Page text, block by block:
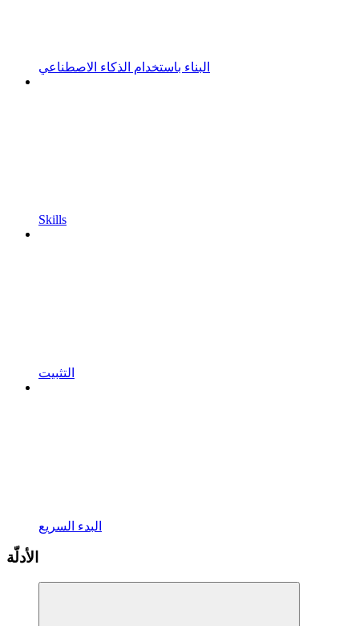
البناء باستخدام الذكاء الاصطناعي
Skills
التثبيت
البدء السريع
الأدلّة